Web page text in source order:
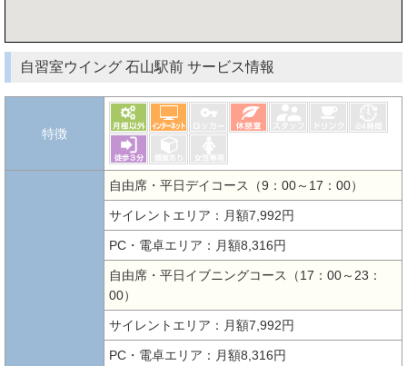
自習室ウイング 石山駅前 サービス情報
特徴
自由席・平日デイコース（9：00～17：00）
サイレントエリア：月額7,992円
PC・電卓エリア：月額8,316円
自由席・平日イブニングコース（17：00～23：
00）
サイレントエリア：月額7,992円
PC・電卓エリア：月額8,316円